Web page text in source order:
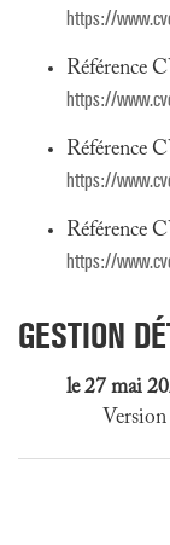
https://
Référence
https://
Référence
https://
Référence
https://
GESTION
le 27 mai